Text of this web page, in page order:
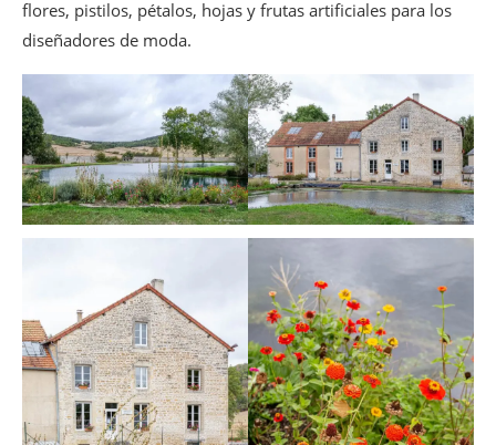
flores, pistilos, pétalos, hojas y frutas artificiales para los
diseñadores de moda.